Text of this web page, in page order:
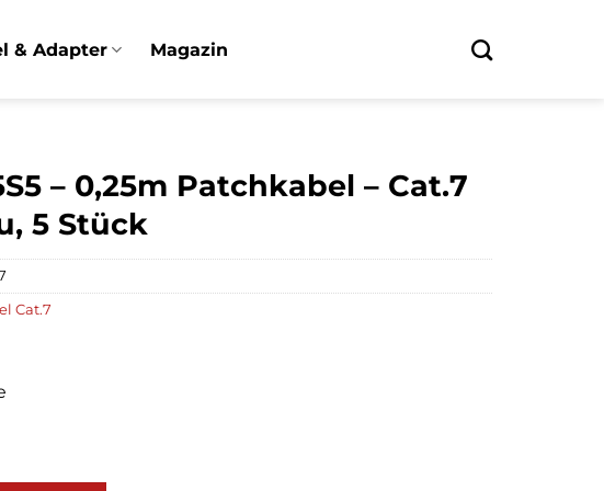
& Adapter Magazin
– 0,25m Patchkabel – Cat.7
5 Stück
Cat.7